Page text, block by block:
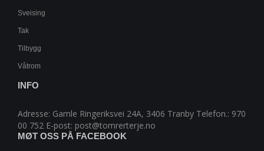
Sveising
Tak
Tilbygg
Våtrom
INFO
Adresse: Gamle Ringeriksvei 24A, 3406 Tranby Telefon.: 970
00 752 E-post: post@tomrerterje.no
MØT OSS PÅ FACEBOOK